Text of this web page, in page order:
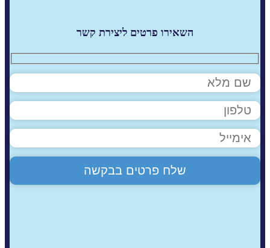
השאירו פרטים ליצירת קשר